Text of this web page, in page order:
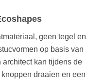
geen tegel en
op basis van
kan tijdens de
draaien en een